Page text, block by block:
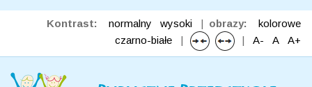
Kontrast: normalny wysoki | obrazy:
kolorowe
czarno-białe
| | A- A A+